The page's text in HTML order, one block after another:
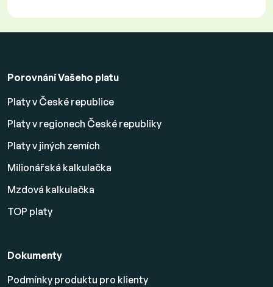
Porovnání Vašeho platu
Platy v České republice
Platy v regionech České republiky
Platy v jiných zemích
Milionářská kalkulačka
Mzdová kalkulačka
TOP platy
Dokumenty
Podmínky produktu pro klienty